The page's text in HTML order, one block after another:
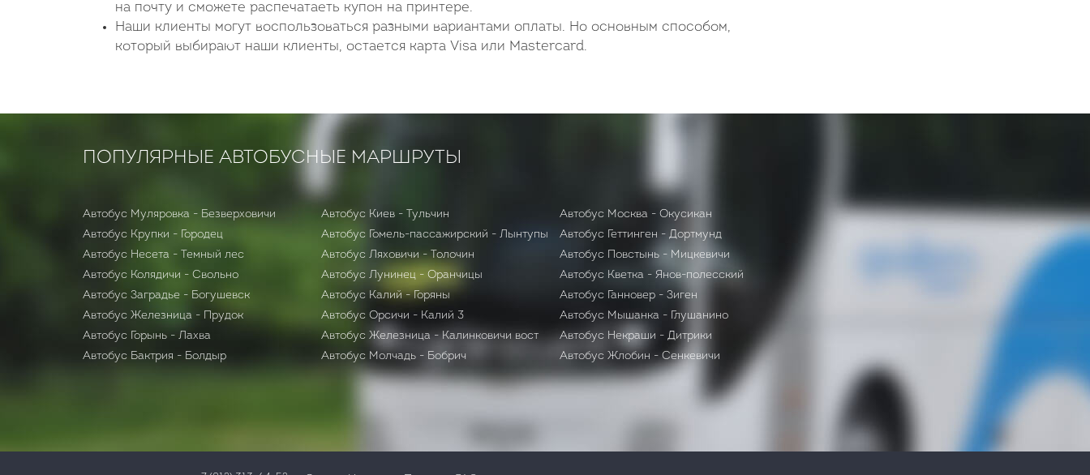
на почту и сможете распечатаеть купон на принтере.
Наши клиенты могут воспользоваться разными вариантами оплаты. Но основным способом,
который выбирают наши клиенты, остается карта Visa или Mastercard.
ПОПУЛЯРНЫЕ АВТОБУСНЫЕ МАРШРУТЫ
Автобус Муляровка - Безверховичи
Автобус Крупки - Городец
Автобус Несета - Темный лес
Автобус Колядичи - Свольно
Автобус Заградье - Богушевск
Автобус Железница - Прудок
Автобус Горынь - Лахва
Автобус Бактрия - Болдыр
Автобус Киев - Тульчин
Автобус Гомель-пассажирский - Лынтупы
Автобус Ляховичи - Толочин
Автобус Лунинец - Оранчицы
Автобус Калий - Горяны
Автобус Орсичи - Калий 3
Автобус Железница - Калинковичи вост
Автобус Молчадь - Бобрич
Автобус Москва - Окусикан
Автобус Геттинген - Дортмунд
Автобус Повстынь - Мицкевичи
Автобус Кветка - Янов-полесский
Автобус Ганновер - Зиген
Автобус Мышанка - Глушанино
Автобус Некраши - Дитрики
Автобус Жлобин - Сенкевичи